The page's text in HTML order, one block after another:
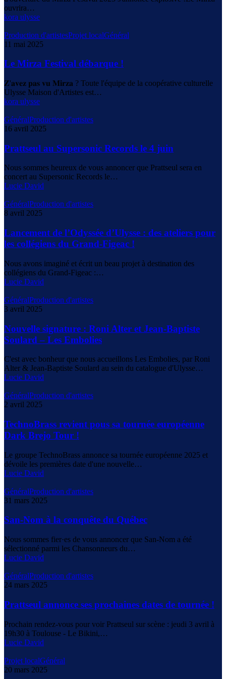
ouvrira…
kora ulysse
Production d'artistesProjet localGénéral
11 mai 2025
Le Mirza Festival débarque !
𝐙'𝐚𝐯𝐞𝐳 𝐩𝐚𝐬 𝐯𝐮 𝐌𝐢𝐫𝐳𝐚 ? Toute l'équipe de la coopérative culturelle
Ulysse Maison d'Artistes est…
kora ulysse
GénéralProduction d'artistes
16 avril 2025
Prattseul au Supersonic Records le 4 juin
Nous sommes heureux de vous annoncer que Prattseul sera en
concert au Supersonic Records le…
Lucie David
GénéralProduction d'artistes
8 avril 2025
Lancement de l’Odyssée d’Ulysse : des ateliers pour
les collégiens du Grand-Figeac !
Nous avons imaginé et écrit un beau projet à destination des
collégiens du Grand-Figeac :…
Lucie David
GénéralProduction d'artistes
3 avril 2025
Nouvelle signature : Roni Alter et Jean-Baptiste
Soulard – Les Embolies
C'est avec bonheur que nous accueillons Les Embolies, par Roni
Alter & Jean-Baptiste Soulard au sein du catalogue d'Ulysse…
Lucie David
GénéralProduction d'artistes
2 avril 2025
TechnoBrass revient pous sa tournée européenne
Dark Brejo Tour !
Le groupe TechnoBrass annonce sa tournée européenne 2025 et
dévoile les premières date d'une nouvelle…
Lucie David
GénéralProduction d'artistes
31 mars 2025
San-Nom à la conquête du Québec
Nous sommes fier·es de vous annoncer que San-Nom a été
sélectionné parmi les Chansonneurs du…
Lucie David
GénéralProduction d'artistes
24 mars 2025
Prattseul annonce ses prochaines dates de tournée !
Prochain rendez-vous pour voir Prattseul sur scène : jeudi 3 avril à
19h30 à Toulouse - Le Bikini,…
Lucie David
Projet localGénéral
20 mars 2025